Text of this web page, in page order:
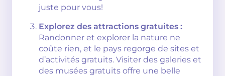
juste pour vous!
Explorez des attractions gratuites :
Randonner et explorer la nature ne
coûte rien, et le pays regorge de sites et
d’activités gratuits. Visiter des galeries et
des musées gratuits offre une belle